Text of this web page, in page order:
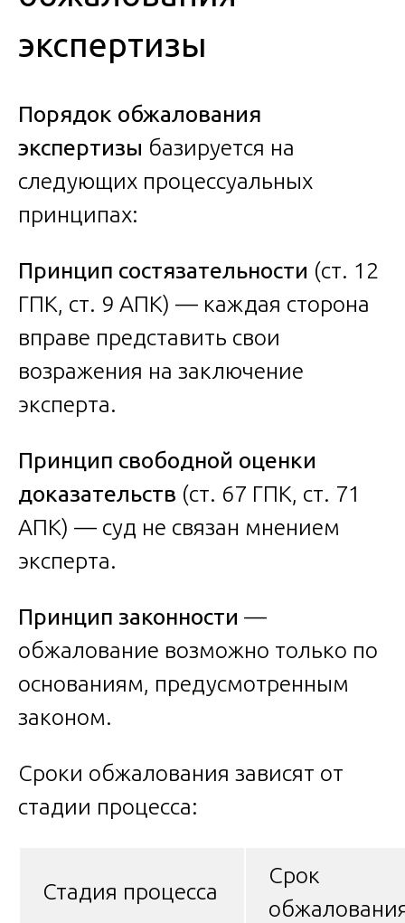
экспертизы
Порядок обжалования
экспертизы базируется на
следующих процессуальных
принципах:
Принцип состязательности (ст. 12
ГПК, ст. 9 АПК) — каждая сторона
вправе представить свои
возражения на заключение
эксперта.
Принцип свободной оценки
доказательств (ст. 67 ГПК, ст. 71
АПК) — суд не связан мнением
эксперта.
Принцип законности —
обжалование возможно только по
основаниям, предусмотренным
законом.
Сроки обжалования зависят от
стадии процесса:
Стадия процесса
Срок